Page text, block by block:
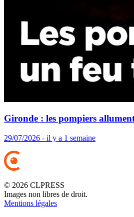
Gironde : les pompiers
29/07/2026 - il y a 1 semaine
© 2026 CLPRESS
Images non libres de droit.
Mentions légales